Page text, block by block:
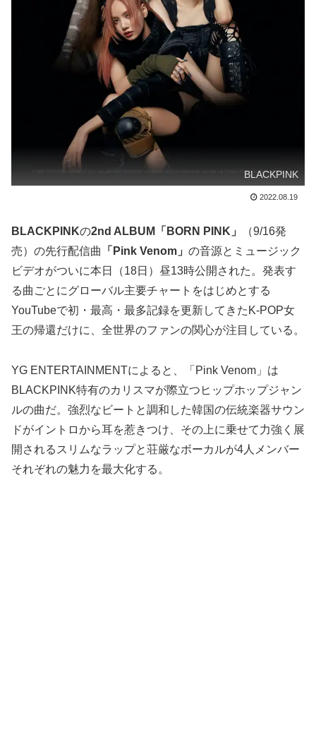
BLACKPINK
2022.08.19
BLACKPINKの2nd ALBUM「BORN PINK」
（9/16発
売）の先行配信曲
「Pink Venom」 の音源とミュージック
ビデオがついに本日（18日）昼13時公開された。発表す
る曲ごとにグローバル主要チャートをはじめとする
YouTubeで初・最高・最多記録を更新してきたK-POP女
王の帰還だけに、全世界のファンの関心が注目している。
YG ENTERTAINMENTによると、「Pink Venom」は
BLACKPINK特有のカリスマが際立つヒップホップジャン
ルの曲だ。強烈なビートと調和した韓国の伝統楽器サウン
ドがイントロから耳を惹きつけ、その上に乗せて力強く展
開されるスリムなラップと荘厳なボーカルが4人メンバー
それぞれの魅力を最大化する。